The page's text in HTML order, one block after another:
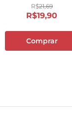
R$21,69
R$19,90
Comprar